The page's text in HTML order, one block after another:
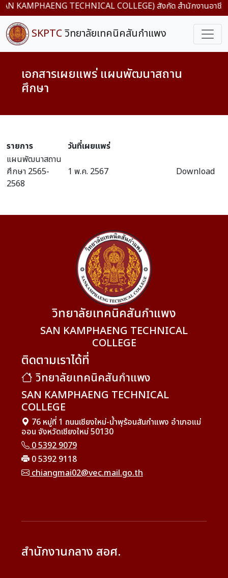
KAMPHAENG TECHNICAL COLLEGE) สังกัด สำนักงานอาชีวะ
SKPTCวิทยาลัยเทคนิคสันกำแพง
เอกสารเผยแพร่ แผนพัฒนาสถาน
ศึกษา
รายการ
วันที่เผยแพร่
แผนพัฒนาสถาน
ศึกษา 2565-
2568
1 พ.ค. 2567 Download
วิทยาลัยเทคนิคสันกำแพง
SAN KAMPHAENG TECHNICAL
COLLEGE
ติดตามเราได้ที่
วิทยาลัยเทคนิคสันกำแพง
SAN KAMPHAENG TECHNICAL
COLLEGE
76 หมู่ที่ 1 ถนนเชียงใหม่-น้ำพุร้อนสันกำแพง อำเภอแม่
ออน จังหวัดเชียงใหม่ 50130
0 5392 9079
0 5392 9118
chiangmai02@vec.mail.go.th
สำนักงานกลาง สอศ.